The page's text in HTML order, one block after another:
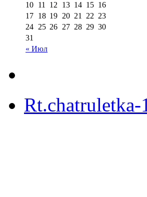
« Июл
10 11 12 13 14 15 16
17 18 19 20 21 22 23
24 25 26 27 28 29 30
31
Rt.chatruletka-